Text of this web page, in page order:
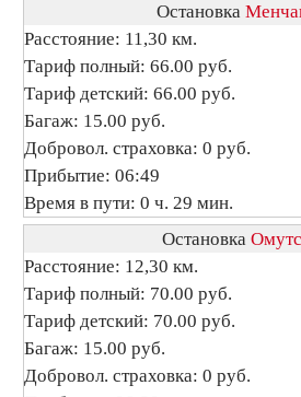
Остановка
Расстояние: 11,30 км.
Тариф полный: 66.00 руб.
Тариф детский: 66.00 руб.
Багаж: 15.00 руб.
Добровол. страховка: 0 руб.
Прибытие: 06:49
Время в пути: 0 ч. 29 мин.
Остановка
Расстояние: 12,30 км.
Тариф полный: 70.00 руб.
Тариф детский: 70.00 руб.
Багаж: 15.00 руб.
Добровол. страховка: 0 руб.